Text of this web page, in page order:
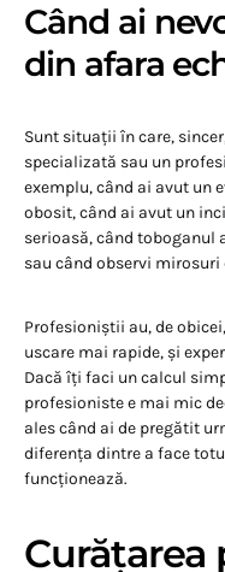
Când ai
din afara
Sunt situații în care,
specializată sau un
exemplu, când ai avut un
obosit, când ai avut un
serioasă, când toboganul
sau când observi
Profesioniștii au, de
uscare mai rapide, și
Dacă îți faci un calcul
profesioniste e mai mic
ales când ai de pregătit
diferența dintre a face
funcționează.
Curățarea